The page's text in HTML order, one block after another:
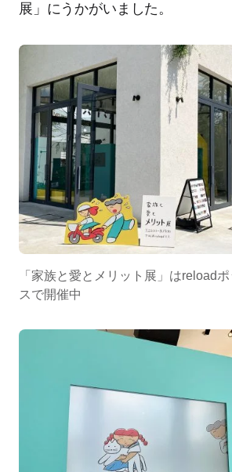
展」にうかがいました。
「家族と愛とメリット展」はreload
スで開催中